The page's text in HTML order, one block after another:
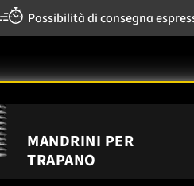
Possibilità di consegna
MANDRINI PER
TRAPANO